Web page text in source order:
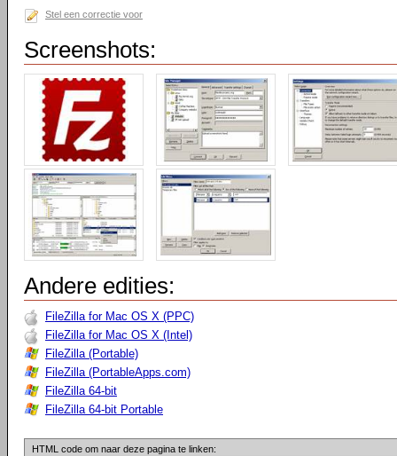
Stel een correctie voor
Screenshots:
Andere edities:
FileZilla for Mac OS X (PPC)
FileZilla for Mac OS X (Intel)
FileZilla (Portable)
FileZilla (PortableApps.com)
FileZilla 64-bit
FileZilla 64-bit Portable
HTML code om naar deze pagina te linken: